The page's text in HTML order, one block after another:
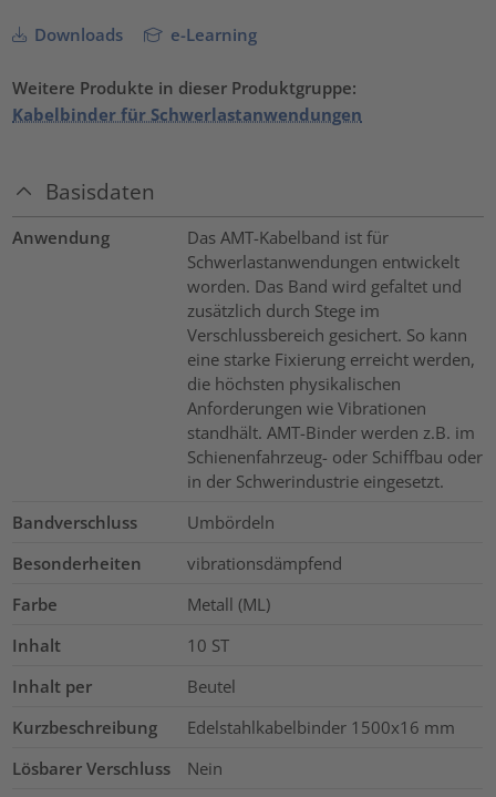
Downloads e-Learning
Weitere Produkte in dieser Produktgruppe:
Kabelbinder für Schwerlastanwendungen
Basisdaten
Anwendung
Das AMT-Kabelband ist für
Schwerlastanwendungen entwickelt
worden. Das Band wird gefaltet und
zusätzlich durch Stege im
Verschlussbereich gesichert. So kann
eine starke Fixierung erreicht werden,
die höchsten physikalischen
Anforderungen wie Vibrationen
standhält. AMT-Binder werden z.B. im
Schienenfahrzeug- oder Schiffbau oder
in der Schwerindustrie eingesetzt.
Bandverschluss
Umbördeln
Besonderheiten
vibrationsdämpfend
Farbe
Metall (ML)
Inhalt
10 ST
Inhalt per
Beutel
Kurzbeschreibung
Edelstahlkabelbinder 1500x16 mm
Lösbarer Verschluss
Nein